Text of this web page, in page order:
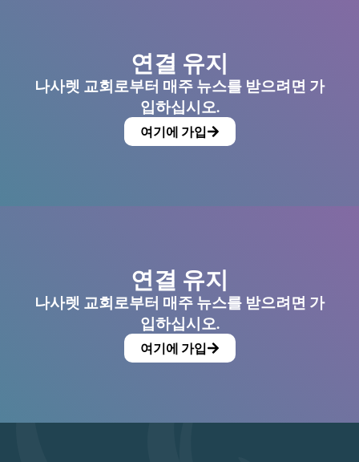
연결 유지
나사렛 교회로부터 매주 뉴스를 받으려면 가
입하십시오.
여기에 가입
연결 유지
나사렛 교회로부터 매주 뉴스를 받으려면 가
입하십시오.
여기에 가입